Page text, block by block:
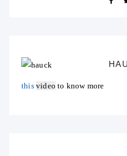
this video to know more